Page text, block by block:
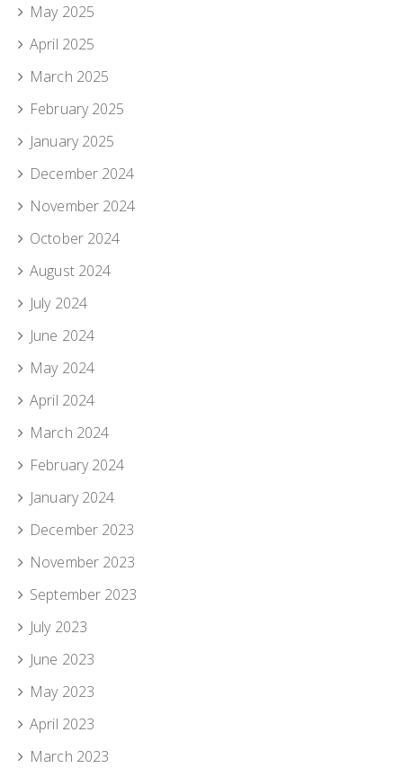
May 2025
April 2025
March 2025
February 2025
January 2025
December 2024
November 2024
October 2024
August 2024
July 2024
June 2024
May 2024
April 2024
March 2024
February 2024
January 2024
December 2023
November 2023
September 2023
July 2023
June 2023
May 2023
April 2023
March 2023